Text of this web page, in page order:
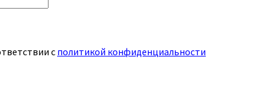
сполитикой конфиденциальности